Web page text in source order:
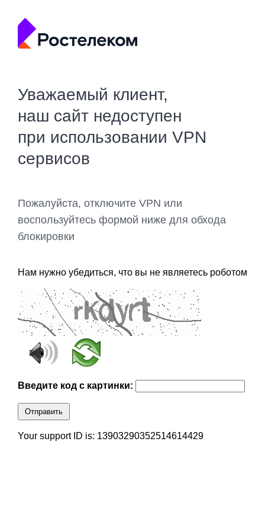
Уважаемый клиент,
наш сайт недоступен
при использовании VPN
сервисов
Пожалуйста, отключите VPN или
воспользуйтесь формой ниже для обхода
блокировки
Нам нужно убедиться, что вы не являетесь роботом
Введите код с картинки:
Отправить
Your support ID is: 13903290352514614429